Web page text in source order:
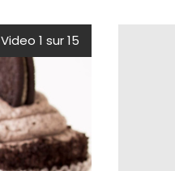
Video 1 sur 15